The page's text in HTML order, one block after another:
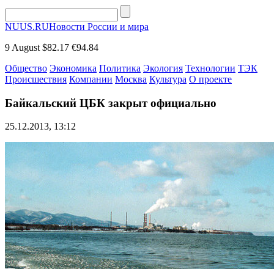
NUUS.RUНовости России и мира
9 August $82.17 €94.84
Общество Экономика Политика Экология Технологии ТЭК
Происшествия Компании Москва Культура О проекте
Байкальский ЦБК закрыт официально
25.12.2013, 13:12